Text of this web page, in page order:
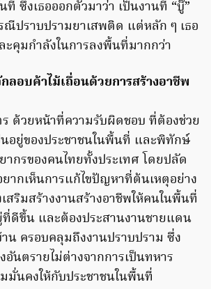
ซึ่งเธอออกตัวมาว่า เป็นงานที่ “บู๊”
ณีปราบปรามยาเสพติด แต่หลัก ๆ เธอ
คุมกำลังในการลงพื้นที่มากกว่า
ลอบค้าไม้เถื่อนด้วยการสร้างอาชีพ
ด้วยหน้าที่ความรับผิดชอบ ที่ต้องช่วย
อยู่ของประชาชนในพื้นที่ และพิทักษ์
กรของคนไทยทั้งประเทศ โดยปลัด
ากเห็นการแก้ไขปัญหาที่ต้นเหตุอย่าง
สริมสร้างงานสร้างอาชีพให้คนในพื้นที่
ดีขึ้น และต้องประสานงานชายแดน
น ครอบคลุมถึงงานปราบปราม ซึ่ง
อันตรายไม่ต่างจากการเป็นทหาร
มั่นคงให้กับประชาชนในพื้นที่